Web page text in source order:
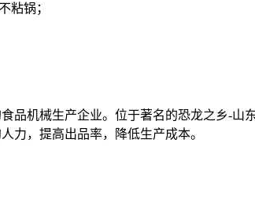
粘锅；
机械生产企业。位于著名的恐龙之乡-山
力，提高出品率，降低生产成本。